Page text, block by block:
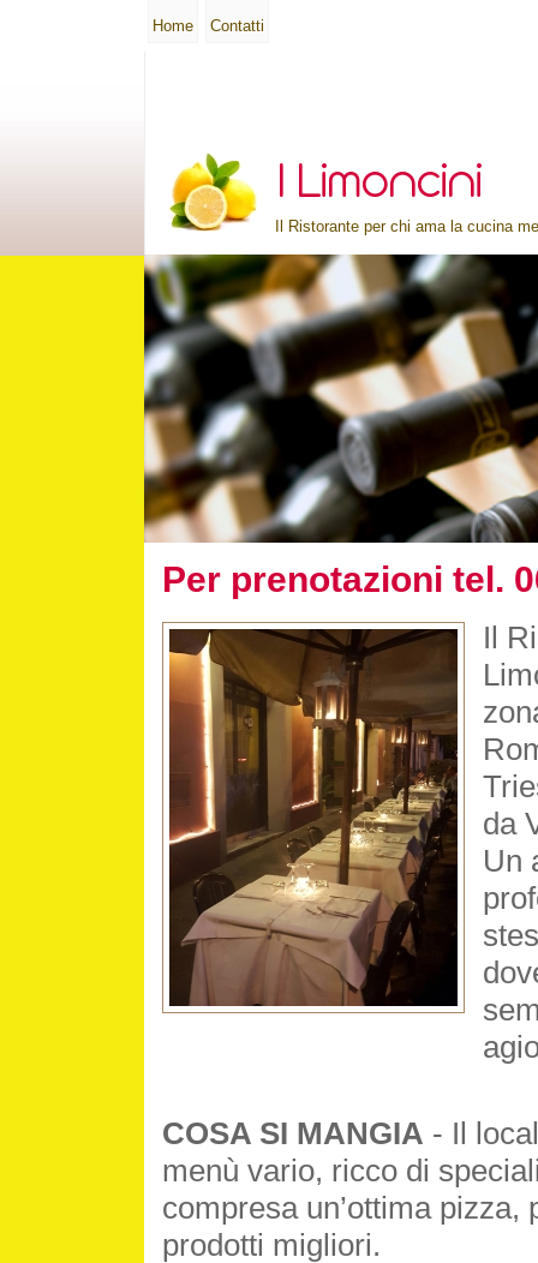
Home Contatti
Il Ristorante per chi ama la cucina
Per prenotazioni tel.
Il
da
Un
COSA SI MANGIA - Il
menù vario, ricco di
compresa un’ottima pizza,
prodotti migliori.